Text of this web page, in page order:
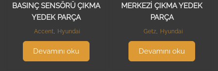
BASINÇ SENSÖRÜ ÇIKMA
YEDEK PARÇA
Accent Hyundai
Devamını oku
MERKEZİ ÇIKMA YEDEK
PARÇA
Getz, Hyundai
Devamını oku